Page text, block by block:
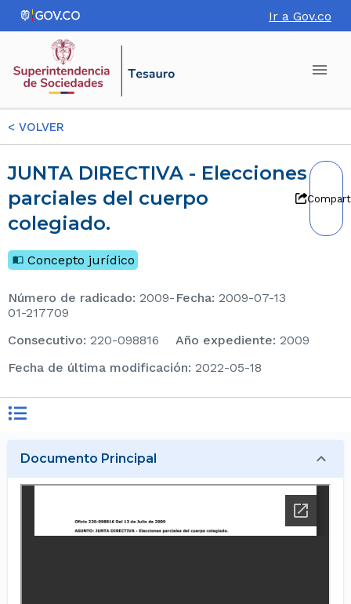
Ir a Gov.co
< VOLVER
JUNTA DIRECTIVA - Elecciones
parciales del cuerpo
colegiado.
Concepto jurídico
Número de radicado: 2009-
01-217709
Fecha: 2009-07-13
consecutivo: 220-098816 Año expediente: 2009
Fecha de última modificación: 2022-05-18
Documento Principal